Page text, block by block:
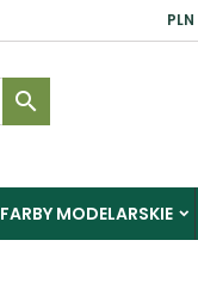
PLN

FARBY MODELARSKIE